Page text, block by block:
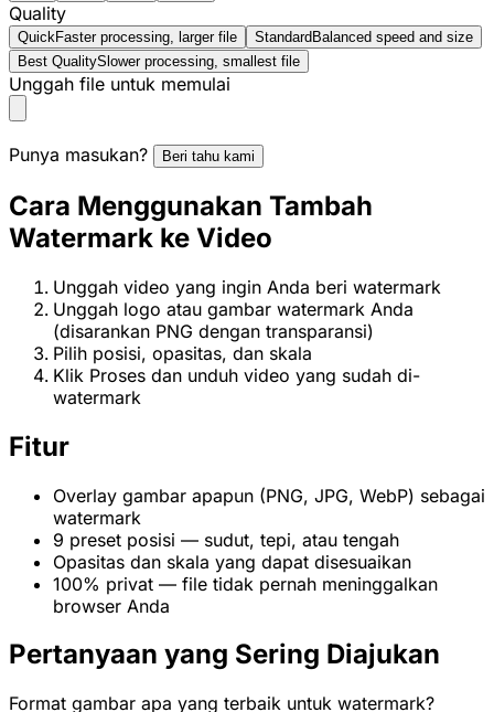
Quality
Quick Faster processing, larger file Standard Balanced speed and size
Best QualitySlower processing, smallest file
Unggah file untuk memulai
Punya masukan? Beri tahu kami
Cara Menggunakan Tambah
Watermark ke Video
Unggah video yang ingin Anda beri watermark
Unggah logo atau gambar watermark Anda
(disarankan PNG dengan transparansi)
Pilih posisi, opasitas, dan skala
Klik Proses dan unduh video yang sudah di-
watermark
Fitur
Overlay gambar apapun (PNG, JPG, WebP) sebagai
watermark
9 preset posisi — sudut, tepi, atau tengah
Opasitas dan skala yang dapat disesuaikan
100% privat — file tidak pernah meninggalkan
browser Anda
Pertanyaan yang Sering Diajukan
Format gambar apa yang terbaik untuk watermark?